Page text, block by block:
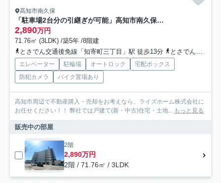
高知市南久保
「駐車場2台分の引継ぎが可能」高知市南久保サーパス南久保グランフォート 中古マンション
2,890万円
71.76㎡ (3LDK) /築5年 /8階建
とさでん交通後免線「知寄町三丁目」駅 徒歩13分
とさでん交通「南御座」バス停下車 徒歩10分
エレベーター 駐輪場 オートロック
宅配ボックス
防犯カメラ
バイク置場あり
高知市周辺で不動産購入・売却をお考えなら、ライズホーム株式会社に
お任せください！！ 弊社では戸建て(新・中古)住宅・土地... もっと見る
販売中の部屋
2階
2,890万円
2階 / 71.76㎡ / 3LDK